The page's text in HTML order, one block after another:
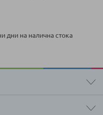
дни на налична стока